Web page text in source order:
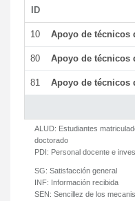
ID
10 Apoyo de técnicos
80 Apoyo de técnicos
81 Apoyo de técnicos
ALUD: Estudiantes
doctorado
PDI: Personal docente e
SG: Satisfacción general
INF: Información recibida
SEN: Sencillez de los